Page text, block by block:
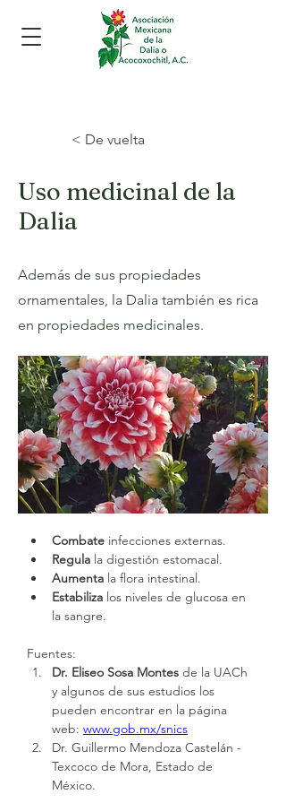
< De vuelta
Uso medicinal de la
Dalia
Además de sus propiedades
ornamentales, la Dalia también es rica
en propiedades medicinales.
Combate infecciones externas.
Regula la digestión estomacal.
Aumenta la flora intestinal.
Estabiliza los niveles de glucosa en
la sangre.
Fuentes:
Dr. Eliseo Sosa Montes de la UACh
y algunos de sus estudios los
pueden encontrar en la página
web: www.gob.mx/snics
Dr. Guillermo Mendoza Castelán -
Texcoco de Mora, Estado de
México.